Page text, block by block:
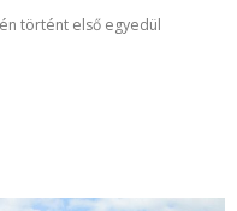
történt első egyedül